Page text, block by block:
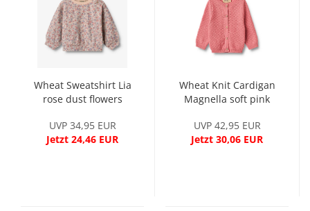
Wheat Sweatshirt Lia
rose dust flowers
UVP 34,95 EUR
Jetzt 24,46 EUR
Wheat Knit Cardigan
Magnella soft pink
UVP 42,95 EUR
Jetzt 30,06 EUR